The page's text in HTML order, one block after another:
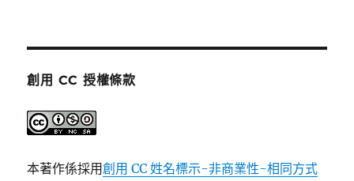
創用 CC 授權條款
本著作係採用創用 CC 姓名標示-非商業性-相同方式